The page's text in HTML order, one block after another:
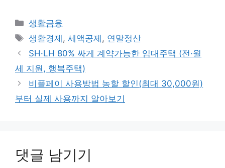
카
테
고
리
생활금융
태
그
생활경제 ,세액공제 , 연말정산
SH·LH 80% 싸게 계약가능한 임대주택 (전·월
세 지원, 행복주택)
비플페이 사용방법 농할 할인(최대 30,000원)
부터 실제 사용까지 알아보기
댓글 남기기